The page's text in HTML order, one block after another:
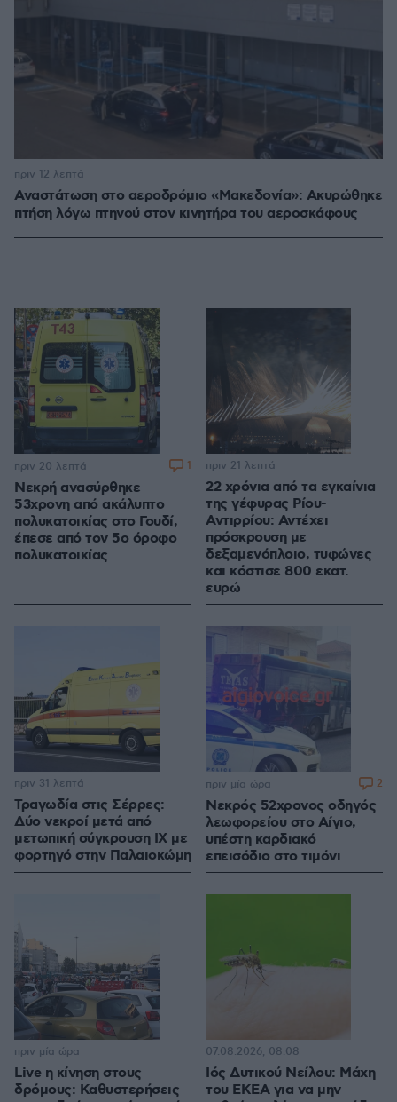
Αναστάτωση στο αεροδρόμιο «Μακεδονία»: Ακυρώθηκε
πτήση λόγω πτηνού στον κινητήρα του αεροσκάφους
πριν 12 λεπτά
Νεκρή ανασύρθηκε
53χρονη από ακάλυπτο
πολυκατοικίας στο Γουδί,
έπεσε από τον 5ο όροφο
πολυκατοικίας
πριν 20 λεπτά 1
22 χρόνια από τα εγκαίνια
της γέφυρας Ρίου-
Αντιρρίου: Αντέχει
πρόσκρουση με
δεξαμενόπλοιο, τυφώνες
και κόστισε 800 εκατ.
ευρώ
πριν 21 λεπτά
Τραγωδία στις Σέρρες:
Δύο νεκροί μετά από
μετωπική σύγκρουση ΙΧ με
φορτηγό στην Παλαιοκώμη
πριν 31 λεπτά
Νεκρός 52χρονος οδηγός
λεωφορείου στο Αίγιο,
υπέστη καρδιακό
επεισόδιο στο τιμόνι
πριν μία ώρα 2
Live η κίνηση στους
δρόμους: Καθυστερήσεις
πριν μία ώρα
Ιός Δυτικού Νείλου: Μάχη
του ΕΚΕΑ για να μην
07.08.2026, 08:08